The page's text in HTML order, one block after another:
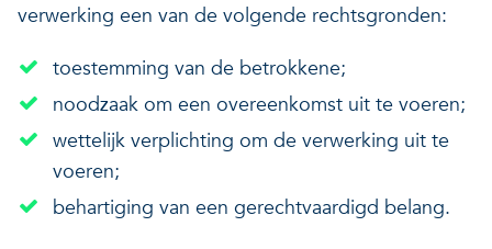
verwerking een van de volgende rechtsgronden:
toestemming van de betrokkene;
noodzaak om een overeenkomst uit te voeren;
wettelijk verplichting om de verwerking uit te
voeren;
behartiging van een gerechtvaardigd belang.